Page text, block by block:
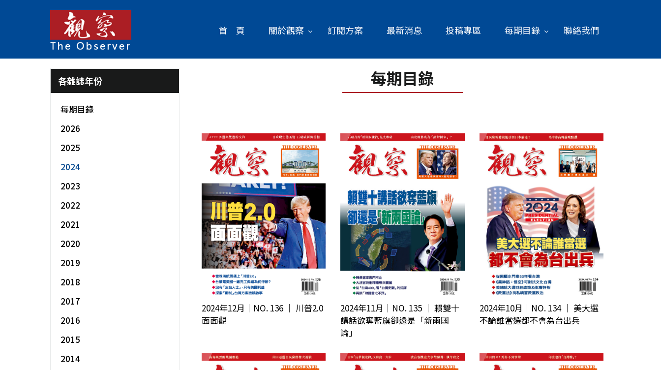
首 頁 關於觀察 訂閱方案 最新消息 投稿專區 每期目錄 聯絡我們
每期目錄
2024年12月｜NO. 136 │ 川普2.0
面面觀
2024年11月｜NO. 135 │ 賴雙十
講話欲奪藍旗卻還是「新兩國
論」
2024年10月｜NO. 134 │ 美大選
不論誰當選都不會為台出兵
各雜誌年份
每期目錄
2026
2025
2024
2023
2022
2021
2020
2019
2018
2017
2016
2015
2014